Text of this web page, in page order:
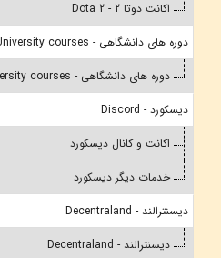
اکانت دوتا 2 - Dota 2
دوره های دانشگاهی - University courses
دوره های دانشگاهی - University courses
دیسکورد - Discord
اکانت و کانال دیسکورد
خدمات دیگر دیسکورد
دیسنترالند - Decentraland
دیسنترالند - Decentraland